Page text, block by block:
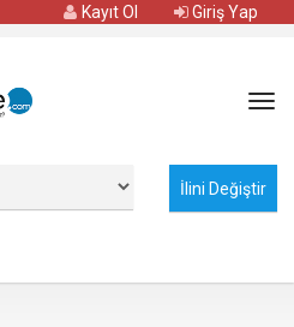
Giriş Yap
Kayıt Ol